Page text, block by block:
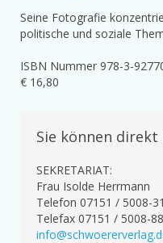
Seine Fotografie
politische und soziale
ISBN Nummer 978-3-
€ 16,80
Sie können
SEKRETARIAT:
Frau Isolde Herrmann
Telefon 07151 / 5008-31
Telefax 07151 / 5008-88